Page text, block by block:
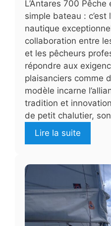
L’Antares 700 Pêche
simple bateau : c’est
nautique
collaboration entre
et les pêcheurs
répondre aux
plaisanciers comme
modèle incarne
tradition et
de petit chalutier,
Lire la suite